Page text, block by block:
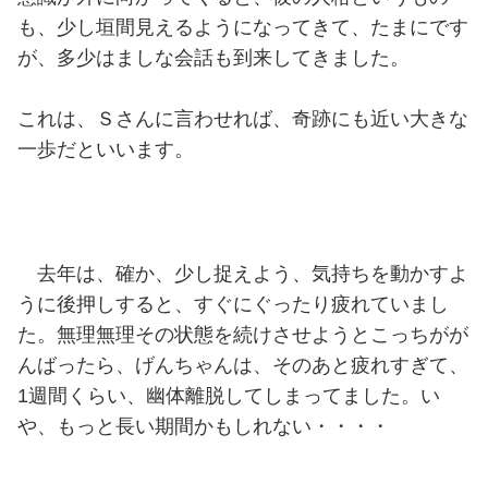
も、少し垣間見えるようになってきて、たまにです
が、多少はましな会話も到来してきました。
これは、Ｓさんに言わせれば、奇跡にも近い大きな
一歩だといいます。
去年は、確か、少し捉えよう、気持ちを動かすよ
うに後押しすると、すぐにぐったり疲れていまし
た。無理無理その状態を続けさせようとこっちがが
んばったら、げんちゃんは、そのあと疲れすぎて、
1週間くらい、幽体離脱してしまってました。い
や、もっと長い期間かもしれない・・・・